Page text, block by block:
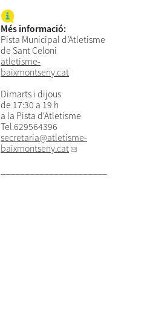
Més informació:
Pista Municipal d’Atletisme
de Sant Celoni
atletisme-
baixmontseny.cat
Dimarts i dijous
de 17:30 a 19 h
a la Pista d'Atletisme
Tel.629564396
secretaria@atletisme-
baixmontseny.cat